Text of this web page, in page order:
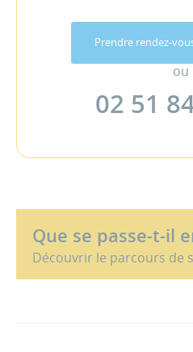
Prendre rendez-
ou
02 51
Que se passe-t-il
Découvrir le parcours de